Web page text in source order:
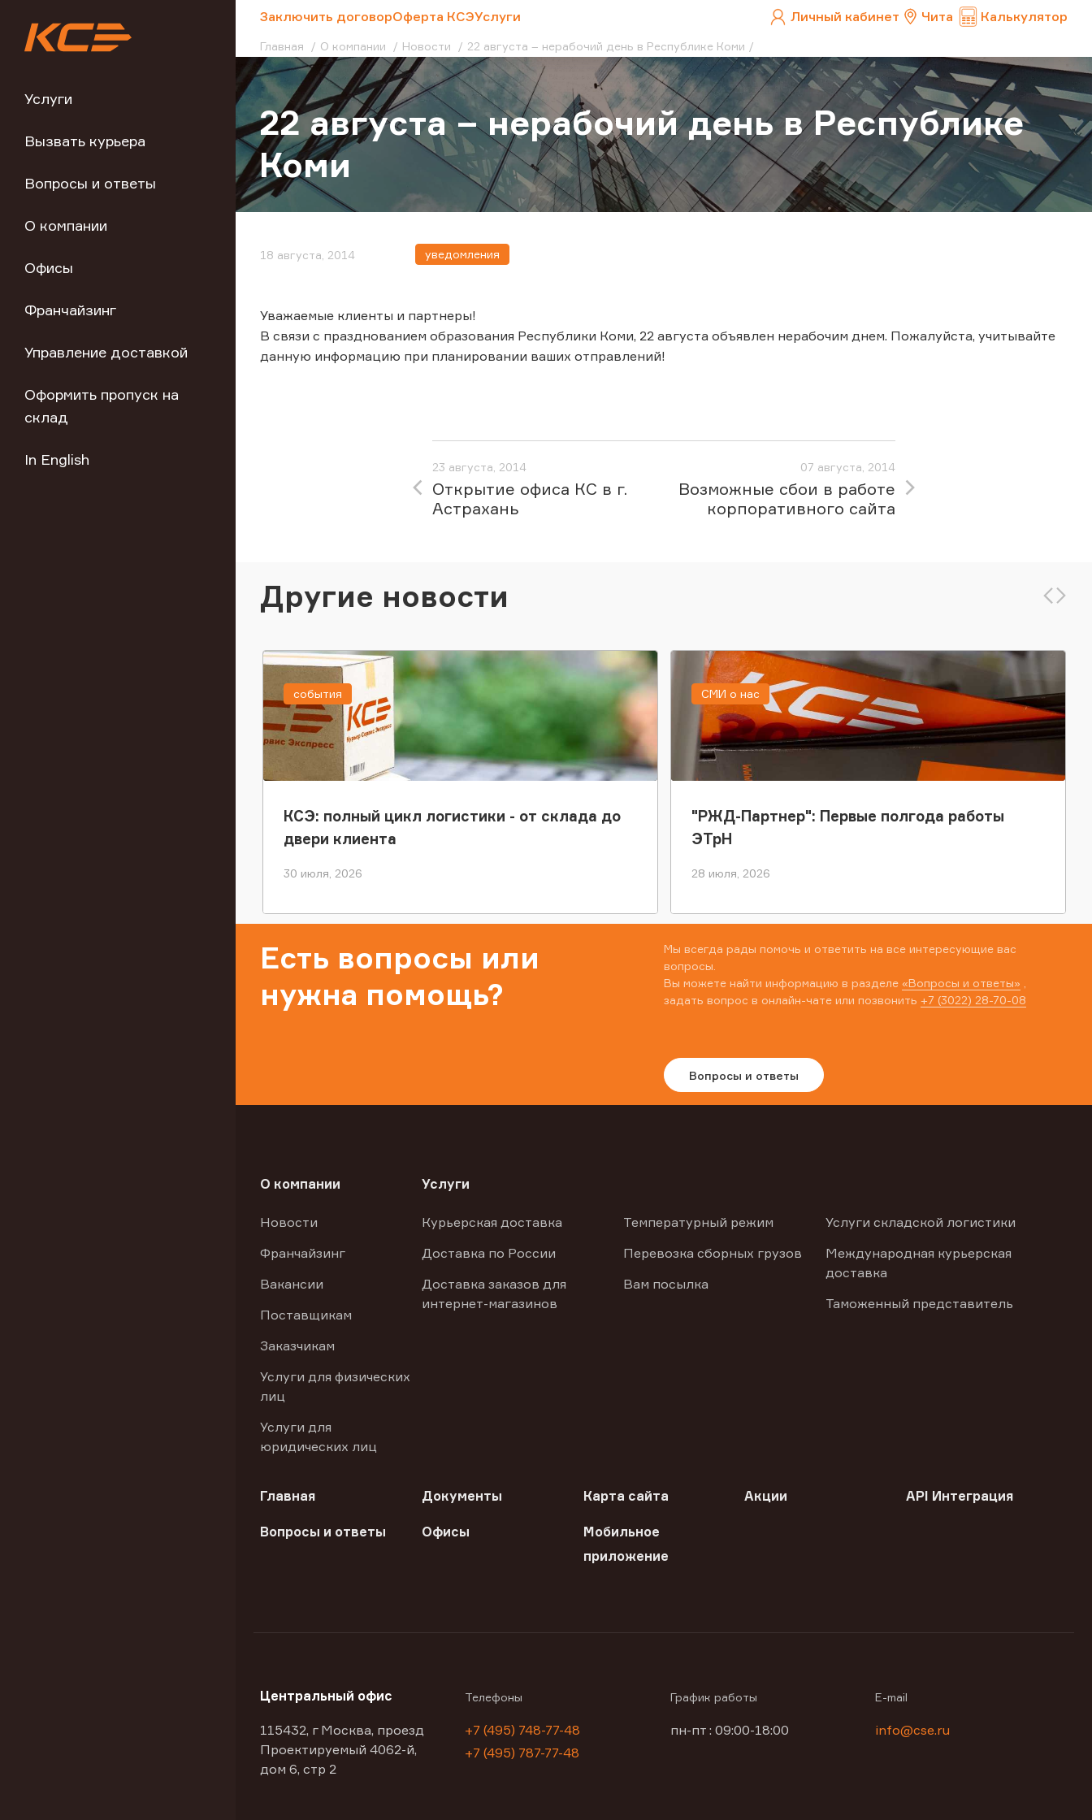
Услуги
Вызвать курьера
Вопросы и ответы
О компании
Офисы
Франчайзинг
Управление доставкой
Оформить пропуск на
склад
In English
Заключить договорОферта КСЭУслуги Личный кабинет Чита Калькулятор
Главная О компании Новости 22 августа – нерабочий день в Республике Коми
22 августа – нерабочий день в Республике
Коми
18 августа, 2014 уведомления
Уважаемые клиенты и партнеры!
В связи с празднованием образования Республики Коми, 22 августа объявлен нерабочим днем. Пожалуйста, учитывайте
данную информацию при планировании ваших отправлений!
23 августа, 2014
Открытие офиса КС в г.
Астрахань
07 августа, 2014
Возможные сбои в работе
корпоративного сайта
Другие новости
КСЭ: полный цикл логистики - от склада до
двери клиента
30 июля, 2026
события
"РЖД-Партнер": Первые полгода работы
ЭТрН
28 июля, 2026
СМИ о нас
Есть вопросы или
нужна помощь?
Мы всегда рады помочь и ответить на все интересующие вас
вопросы.
Вы можете найти информацию в разделе «Вопросы и ответы»
задать вопрос в онлайн-чате или позвонить +7 (3022) 28-70-08
Вопросы и ответы
О компании
Новости
Франчайзинг
Вакансии
Поставщикам
Заказчикам
Услуги для физических
лиц
Услуги для
юридических лиц
Услуги
Курьерская доставка
Доставка по России
Доставка заказов для
интернет-магазинов
Температурный режим
Перевозка сборных грузов
Вам посылка
Услуги складской логистики
Международная курьерская
доставка
Таможенный представитель
Главная Документы Карта сайта Акции API Интеграция
Вопросы и ответы Офисы
Мобильное
приложение
Центральный офис
115432, г Москва, проезд
Проектируемый 4062-й,
дом 6, стр 2
Телефоны
+7 (495) 748-77-48
+7 (495) 787-77-48
График работы
пн-пт : 09:00-18:00
E-mail
info@cse.ru